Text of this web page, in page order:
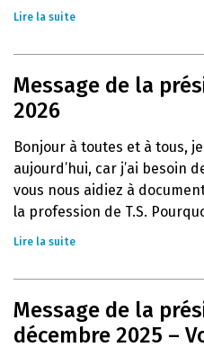
Lire la suite
Message de la
2026
Bonjour à toutes et à tous,
aujourd’hui, car j’ai besoin
vous nous aidiez à
la profession de T.S.
Lire la suite
Message de la
décembre 2025 –